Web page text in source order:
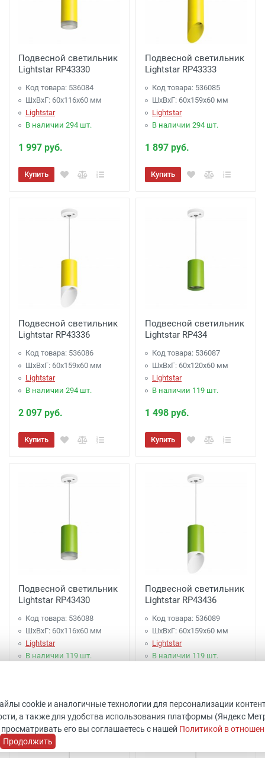
Подвесной светильник
Lightstar RP43330
Код товара: 536084
ШхВхГ: 60x116x60 мм
Lightstar
В наличии 294 шт.
1 997 руб.
Купить
Подвесной светильник
Lightstar RP43333
Код товара: 536085
ШхВхГ: 60x159x60 мм
Lightstar
В наличии 294 шт.
1 897 руб.
Купить
Подвесной светильник
Lightstar RP43336
Код товара: 536086
ШхВхГ: 60x159x60 мм
Lightstar
В наличии 294 шт.
2 097 руб.
Купить
Подвесной светильник
Lightstar RP434
Код товара: 536087
ШхВхГ: 60x120x60 мм
Lightstar
В наличии 119 шт.
1 498 руб.
Купить
Подвесной светильник
Lightstar RP43430
Код товара: 536088
ШхВхГ: 60x116x60 мм
Lightstar
В наличии 119 шт.
Купить
Подвесной светильник
Lightstar RP43436
Код товара: 536089
ШхВхГ: 60x159x60 мм
Lightstar
В наличии 119 шт.
Купить
cookie и аналогичные технологии для персонализации
а также для удобства использования платформы (Яндекс
его вы соглашаетесь с нашей Политикой в
Продолжить